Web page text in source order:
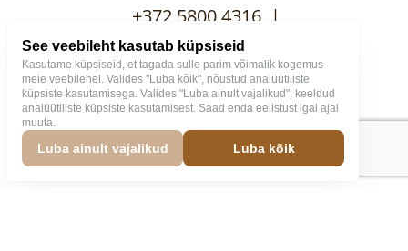
+372 5800 4316 |
mooblistuudio@gmail.com
VäikeMööblistuudio2026
See veebileht kasutab küpsiseid
Kasutame küpsiseid, et tagada sulle parim võimalik kogemus
meie veebilehel. Valides "Luba kõik", nõustud analüütiliste
küpsiste kasutamisega. Valides "Luba ainult vajalikud", keeldud
analüütiliste küpsiste kasutamisest. Saad enda eelistust igal ajal
muuta.
Luba ainult vajalikud Luba kõik